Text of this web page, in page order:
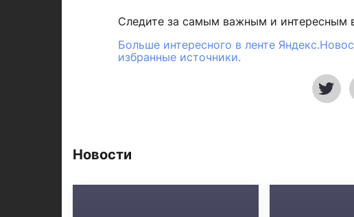
Следите за самым важным и интересным
Больше интересного в ленте
избранные источники.
Новости